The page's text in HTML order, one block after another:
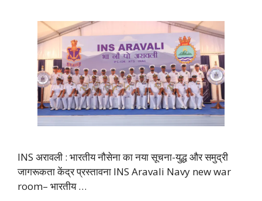
INS अरावली : भारतीय नौसेना का नया सूचना-युद्ध और समुद्री
जागरूकता केंद्र प्रस्तावना INS Aravali Navy new war
room– भारतीय …